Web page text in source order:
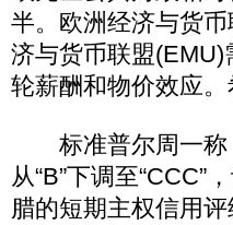
半。欧洲经济与货
济与货币联盟
轮薪酬和物价效应
标准普尔周一称
从“B”下调至“CCC”
腊的短期主权信用